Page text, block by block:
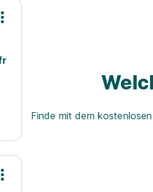
Finde mit dem